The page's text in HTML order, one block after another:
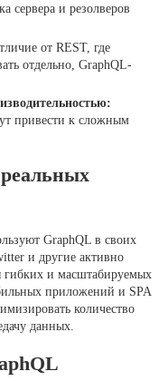
сервера и резолверов
от REST, где
отдельно, GraphQL-
привести к сложным
GraphQL в своих
и другие активно
гибких и масштабируемых
приложений и SPA
количество
данных.